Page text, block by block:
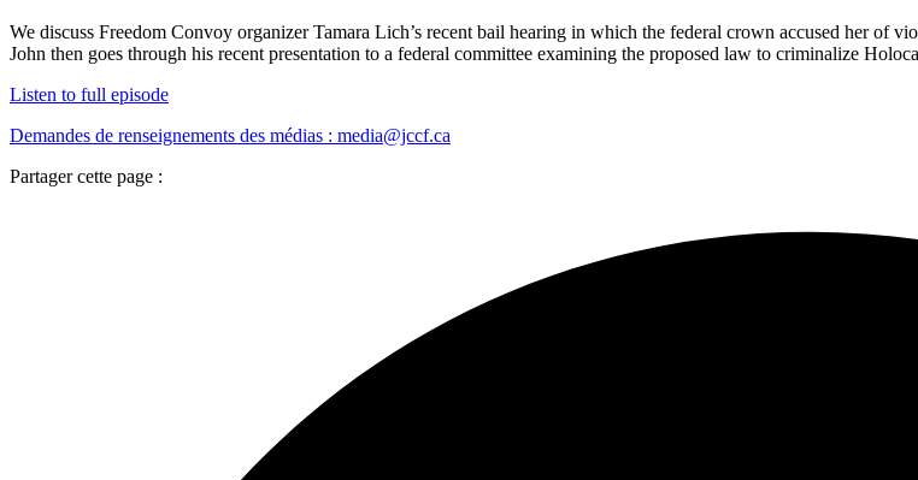
We discuss Freedom Convoy organizer Tamara Lich’s recent bail hearing in which the federal crown accused her of
John then goes through his recent presentation to a federal committee examining the proposed law to criminalize
Listen to full episode
Demandes de renseignements des médias : media@jccf.ca
Partager cette page :